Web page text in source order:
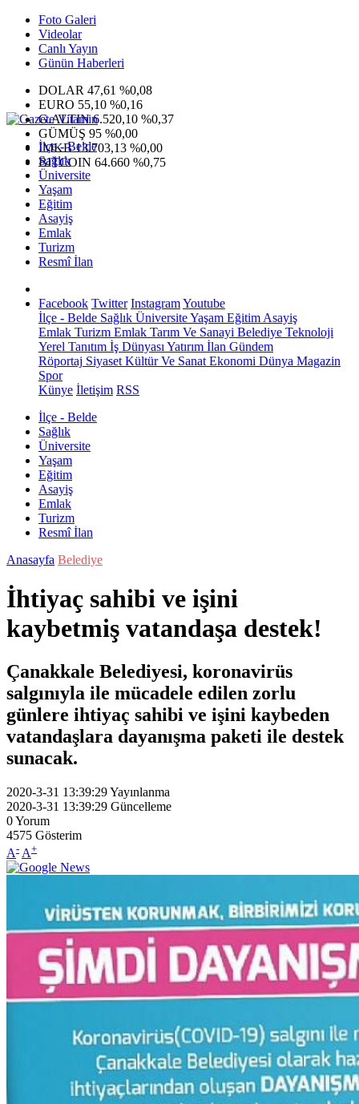
Foto Galeri
Videolar
Canlı Yayın
Günün Haberleri
DOLAR 47,61 %0,08
EURO 55,10 %0,16
G.ALTIN6.520,10 %0,37
GÜMÜŞ 95 %0,00
IMKB13.703,13 %0,00
BITCOIN 64.660 %0,75
İlçe - Belde
Sağlık
Üniversite
Yaşam
Eğitim
Asayiş
Emlak
Turizm
Resmî İlan
Facebook Twitter InstagramYoutube
İlçe - Belde Sağlık ÜniversiteYaşam Eğitim Asayiş
Emlak Turizm Emlak Tarım Ve Sanayi Belediye Teknoloji
Yerel Tanıtım İş Dünyası Yatırım İlan Gündem
Röportaj Siyaset Kültür Ve Sanat Ekonomi Dünya Magazin
Spor
Künye İletişim RSS
İlçe - Belde
Sağlık
Üniversite
Yaşam
Eğitim
Asayiş
Emlak
Turizm
Resmî İlan
Anasayfa Belediye
İhtiyaç sahibi ve işini
kaybetmiş vatandaşa destek!
Çanakkale Belediyesi, koronavirüs
salgınıyla ile mücadele edilen zorlu
günlere ihtiyaç sahibi ve işini kaybeden
vatandaşlara dayanışma paketi ile destek
sunacak.
2020-3-31 13:39:29Yayınlanma
2020-3-31 13:39:29 Güncelleme
0Yorum
4575 Gösterim
A- A+